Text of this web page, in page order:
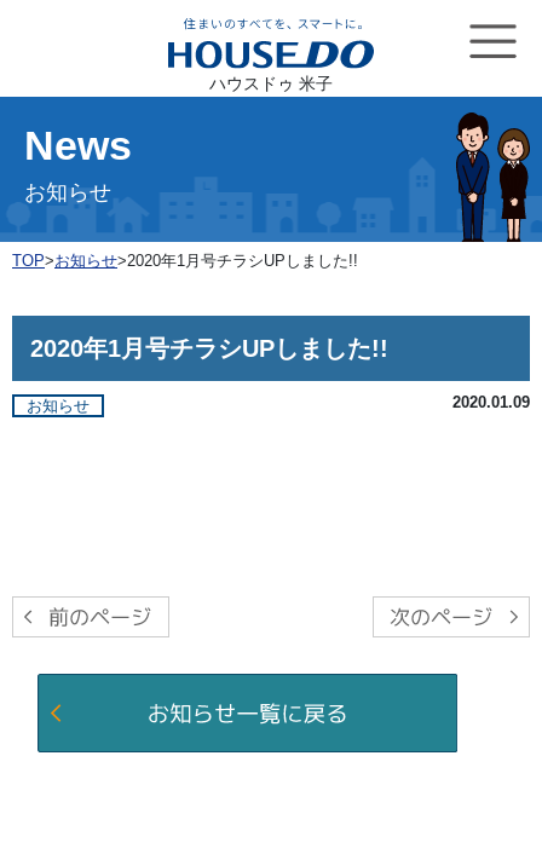
ハウスドゥ 米子
News
お知らせ
TOP>お知らせ>2020年1月号チラシUPしました!!
2020年1月号チラシUPしました!!
お知らせ 2020.01.09